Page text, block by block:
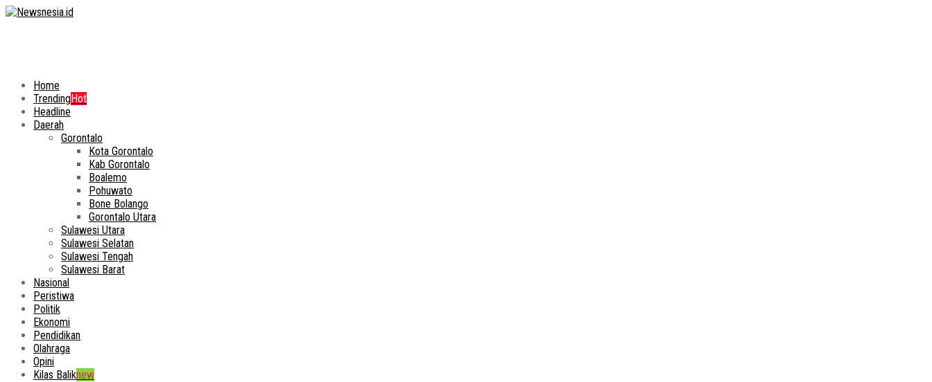
Home
TrendingHot
Headline
Daerah
Gorontalo
Kota Gorontalo
Kab Gorontalo
Boalemo
Pohuwato
Bone Bolango
Gorontalo Utara
Sulawesi Utara
Sulawesi Selatan
Sulawesi Tengah
Sulawesi Barat
Nasional
Peristiwa
Politik
Ekonomi
Pendidikan
Olahraga
Opini
Kilas Baliknew